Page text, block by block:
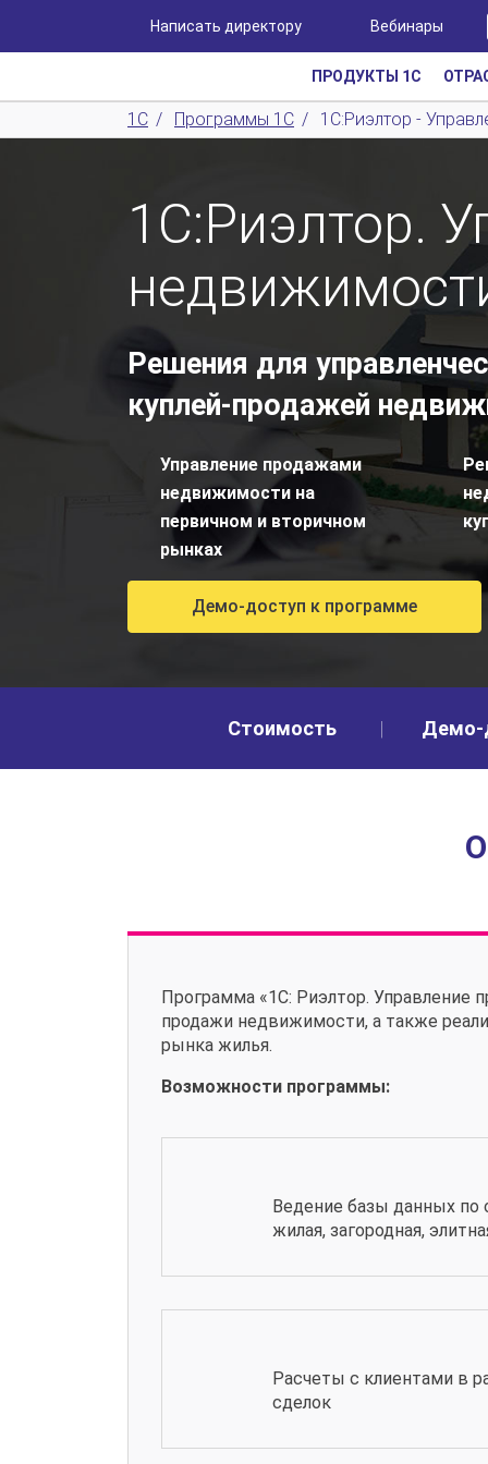
Написать директору Вебинары
ПРОДУКТЫ 1С
1С / Программы 1С / 1С:Риэлтор -
1С:Риэлтор.
Решения для
куплей-продажей
Управление продажами
недвижимости на
первичном и вторичном
рынках
Демо-доступ к программе
Стоимость Демо-
Программа «1С: Риэлтор.
продажи недвижимости, а также
рынка жилья.
Возможности программы:
Ведение базы данных по
жилая, загородная,
Расчеты с клиентами в
сделок